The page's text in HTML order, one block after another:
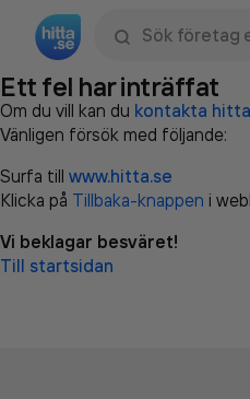
Ett fel har inträffat
Om du vill kan du kontakta
Vänligen försök med följande:
Surfa till www.hitta.se
Klicka på Tillbaka-knappen i
Vi beklagar besväret!
Till startsidan